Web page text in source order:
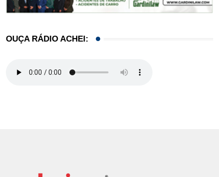
OUÇA RÁDIO ACHEI: